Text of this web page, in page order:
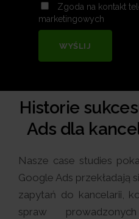
Zgoda na kontakt
marketingowych
WYŚLIJ
Historie
Ads dla
Nasze case studies
Google Ads przekładają
zapytań do kancelarii,
spraw